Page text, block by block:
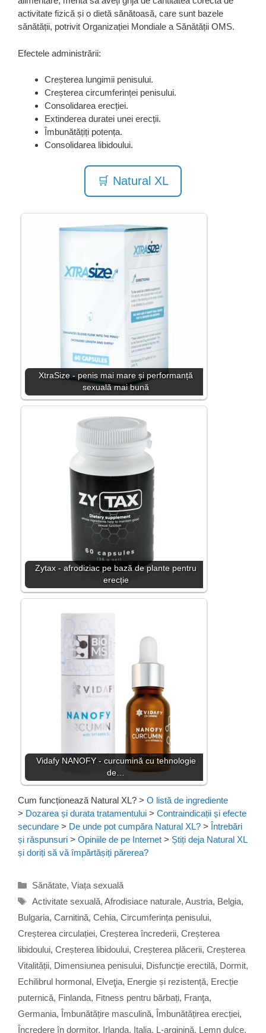
activitate fizică și o dietă sănătoasă, care sunt bazele
sănătății, potrivit Organizației Mondiale a Sănătății OMS.
Efectele administrării:
Creșterea lungimii penisului.
Creșterea circumferinței penisului.
Consolidarea erecției.
Extinderea duratei unei erecții.
Îmbunătățiți potența.
Consolidarea libidoului.
🛒 Natural XL
XtraSize - penis mai mare și performanță
sexuală mai bună
Zytax - afrodiziac pe bază de plante pentru
erecție
Vidafy NANOFY - curcumină cu tehnologie
de…
Cum funcționează Natural XL? > O listă de ingrediente
> Dozarea și durata tratamentului > Contraindicații și efecte
secundare > De unde pot cumpăra Natural XL? > Întrebări
și răspunsuri > Opiniile de pe Internet > Știți deja Natural XL
și doriți să vă împărtășiți părerea?
Categorii
Sănătate, Viața sexuală
Etichete
Activitate sexuală, Afrodisiace naturale, Austria, Belgia,
Bulgaria, Carnitină, Cehia, Circumferința penisului,
Creșterea circulației, Creșterea încrederii, Creșterea
libidoului, Creșterea libidoului, Creșterea plăcerii, Creșterea
Vitalității, Dimensiunea penisului, Disfuncție erectilă, Dormit,
Echilibrul hormonal, Elveţia, Energie și rezistență, Erecție
puternică, Finlanda, Fitness pentru bărbați, Franţa,
Germania, Îmbunătățire masculină, Îmbunătățirea erecției,
Încredere în dormitor, Irlanda, Italia, L-arginină, Lemn dulce,